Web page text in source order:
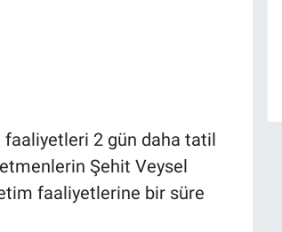
2 gün daha tatil
Şehit Veysel
faaliyetlerine bir süre